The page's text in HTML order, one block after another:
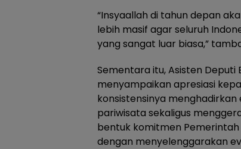
“Insyaallah di tahun depan
lebih masif agar seluruh
yang sangat luar biasa,”
Sementara itu, Asisten Deputi
menyampaikan apresiasi
konsistensinya
pariwisata sekaligus
bentuk komitmen
dengan menyelenggarakan